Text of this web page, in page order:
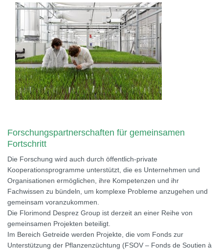
Forschungspartnerschaften für gemeinsamen
Fortschritt
Die Forschung wird auch durch öffentlich-private
Kooperationsprogramme unterstützt, die es Unternehmen und
Organisationen ermöglichen, ihre Kompetenzen und ihr
Fachwissen zu bündeln, um komplexe Probleme anzugehen und
gemeinsam voranzukommen.
Die Florimond Desprez Group ist derzeit an einer Reihe von
gemeinsamen Projekten beteiligt.
Im Bereich Getreide werden Projekte, die vom Fonds zur
Unterstützung der Pflanzenzüchtung (FSOV – Fonds de Soutien à